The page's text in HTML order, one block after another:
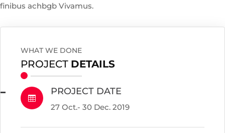
finibus achbgb Vivamus.
WHAT WE DONE
PROJECT DETAILS

PROJECT DATE
27 Oct.- 30 Dec. 2019